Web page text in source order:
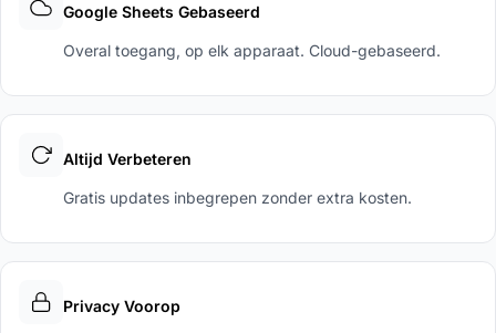
Google Sheets Gebaseerd
Overal toegang, op elk apparaat. Cloud-gebaseerd.
Altijd Verbeteren
Gratis updates inbegrepen zonder extra kosten.
Privacy Voorop